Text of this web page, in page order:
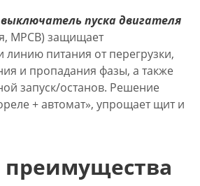
пуска двигателя
MPCB) защищает
линию питания от перегрузки,
и пропадания фазы, а также
запуск/останов. Решение
+ автомат», упрощает щит и